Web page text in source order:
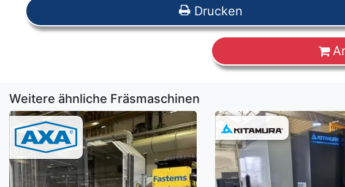
Drucken
Weitere ähnliche Fräsmaschinen